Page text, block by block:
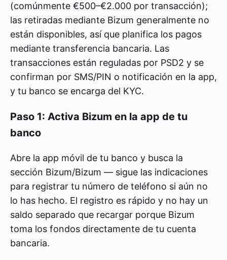
(comúnmente €500–€2.000 por transacción);
las retiradas mediante Bizum generalmente no
están disponibles, así que planifica los pagos
mediante transferencia bancaria. Las
transacciones están reguladas por PSD2 y se
confirman por SMS/PIN o notificación en la app,
y tu banco se encarga del KYC.
Paso 1: Activa Bizum en la app de tu
banco
Abre la app móvil de tu banco y busca la
sección Bizum/Bizum — sigue las indicaciones
para registrar tu número de teléfono si aún no
lo has hecho. El registro es rápido y no hay un
saldo separado que recargar porque Bizum
toma los fondos directamente de tu cuenta
bancaria.